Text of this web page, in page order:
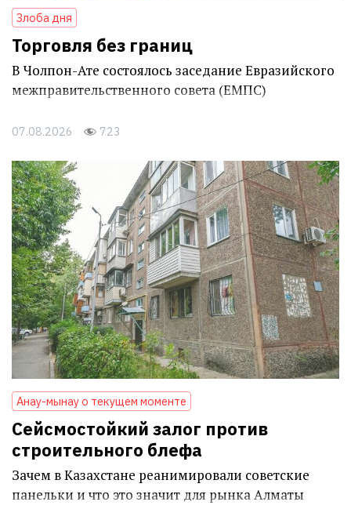
Злоба дня
Торговля без границ
В Чолпон-Ате состоялось заседание Евразийского
межправительственного совета (ЕМПС)
07.08.2026 723
Анау-мынау о текущем моменте
Сейсмостойкий залог против
строительного блефа
Зачем в Казахстане реанимировали советские
панельки и что это значит для рынка Алматы